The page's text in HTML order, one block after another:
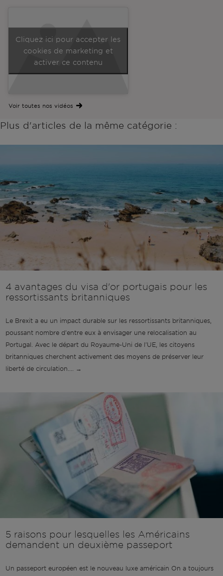
Cliquez ici pour accepter les
cookies de marketing et
activer ce contenu
Voir toutes nos vidéos
Plus d'articles de la même catégorie :
4 avantages du visa d'or portugais pour les
ressortissants britanniques
Le Brexit a eu un impact durable sur les ressortissants britanniques,
poussant nombre d'entre eux à envisager une relocalisation au
Portugal. Avec le départ du Royaume-Uni de l'UE, les citoyens
britanniques cherchent activement des moyens de préserver leur
liberté de circulation.... →
5 raisons pour lesquelles les Américains
demandent un deuxième passeport
Un passeport européen est le nouveau luxe américain On a toujours